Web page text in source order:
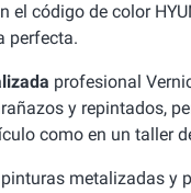
el código de color
perfecta.
profesional
y repintados,
como en un taller
metalizadas y